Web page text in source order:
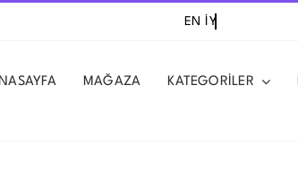
MAĞAZA KATEGORİLER